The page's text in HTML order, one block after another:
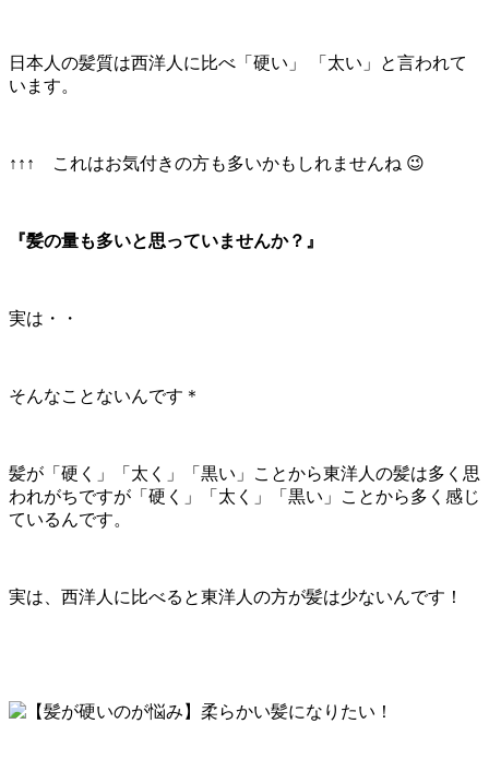
日本人の髪質は西洋人に比べ「硬い」 「太い」と言われて
います。
↑↑↑ これはお気付きの方も多いかもしれませんね 😉
『髪の量も多いと思っていませんか？』
実は・・
そんなことないんです＊
髪が「硬く」「太く」「黒い」ことから東洋人の髪は多く思
われがちですが「硬く」「太く」「黒い」ことから多く感じ
ているんです。
実は、西洋人に比べると東洋人の方が髪は少ないんです！